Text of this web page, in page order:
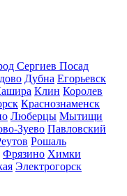
Сергиев Посад
Дубна Егорьевск
Клин Королев
Краснознаменск
Люберцы Мытищи
Зуево Павловский
Рошаль
Фрязино Химки
Электрогорск